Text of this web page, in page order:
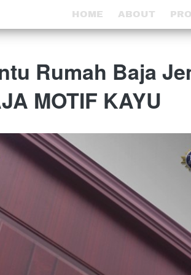
HOME ABOUT
HOME ABOUT
Rumah Baja
MOTIF KAYU